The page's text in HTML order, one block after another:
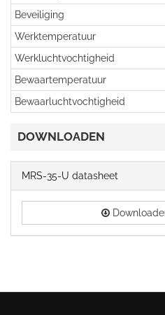
Beveiliging
Werktemperatuur
Werkluchtvochtigheid
Bewaartemperatuur
Bewaarluchtvochtigheid
DOWNLOADEN
MRS-35-U datasheet